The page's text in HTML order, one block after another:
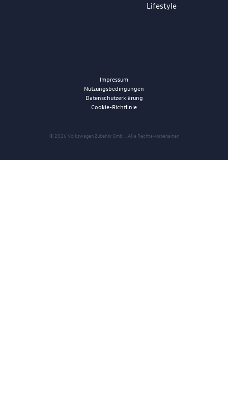
Lifestyle
© 2026 Volkswagen Zubehör GmbH. Alle Rechte vorbehalten
Impressum
Nutzungsbedingungen
Datenschutzerklärung
Cookie-Richtlinie